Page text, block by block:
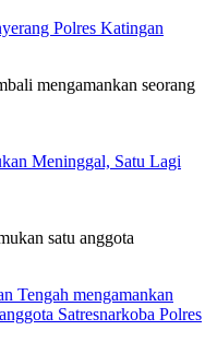
Polres Katingan
mengamankan seorang
Meninggal, Satu Lagi
satu anggota